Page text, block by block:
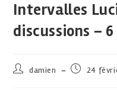
Intervalles
discussions –
damien 24